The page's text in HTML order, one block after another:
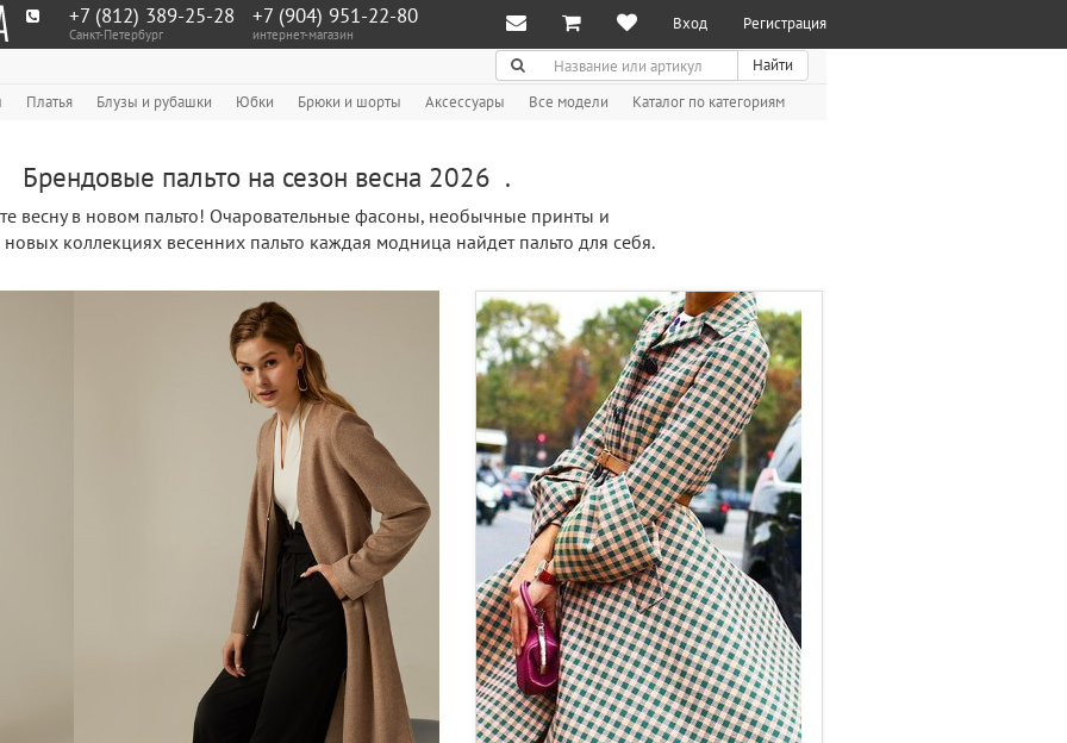
+7 (812) 389-25-28
Санкт-Петербург
+7 (904) 951‑22‑80
интернет-магазин
Вход
Регистрация
Поиск
Найти
Платья Блузы и рубашки Юбки Брюки и шорты Аксессуары Все модели Каталог по категориям
Брендовые пальто на сезон весна 2026 .
весну в новом пальто! Очаровательные фасоны, необычные принты и
коллекциях весенних пальто каждая модница найдет пальто для себя.